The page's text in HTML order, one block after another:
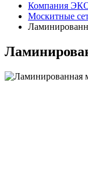
Компания
Москитные